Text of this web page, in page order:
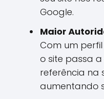
Google.
Maior
Com um
o site passa
referência na
aumentando